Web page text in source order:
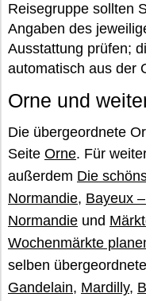
Reisegruppe sollten
Angaben des
Ausstattung prüfen;
automatisch aus der
Orne und
Die übergeordnete
Seite Orne. Für
außerdem Die
Normandie, Bayeux
Normandie und
Wochenmärkte
selben
Gandelain, Mardilly,